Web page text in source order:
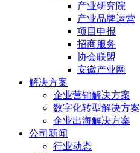
产业研究院
产业品牌运营
项目申报
招商服务
协会联盟
安徽产业网
解决方案
企业营销解决方案
数字化转型解决方案
企业出海解决方案
公司新闻
行业动态